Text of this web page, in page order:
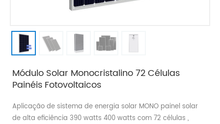
Módulo Solar Monocristalino 72 Células
Painéis Fotovoltaicos
Aplicação de sistema de energia solar MONO painel solar
de alta eficiência 390 watts 400 watts com 72 células ,